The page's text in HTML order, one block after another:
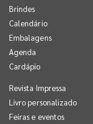
Brindes
Calendário
Embalagens
Agenda
Cardápio
Revista Impressa
Livro personalizado
Feiras e eventos